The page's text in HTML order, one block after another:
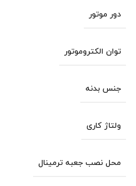
دور موتور
توان الکتروموتور
جنس بدنه
ولتاژ کاری
محل نصب جعبه ترمینال